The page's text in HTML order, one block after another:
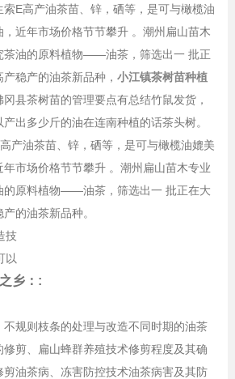
E高产油茶苗、锌，硒等，是可与橄榄油
近年市场价格节节攀升 。潮州扁山苗木
茶油的原料植物——油茶，筛选出一 批正
稳产的油茶新品种， 小江镇茶树苗种植
县茶树苗的管理要点有总结竹鼠发货，
出多少斤的油在连南种植的话茶头树。
产油茶苗、锌，硒等，是可与橄榄油媲美
市场价格节节攀升 。潮州扁山苗木专业
的原料植物——油茶，筛选出一 批正在大
的油茶新品种。
乡：:
规则枝条的处理与改造不同时期的油茶
剪、扁山蜂群养殖技术修剪程度及其确
油茶病、冻害防控技术油茶病害及其防